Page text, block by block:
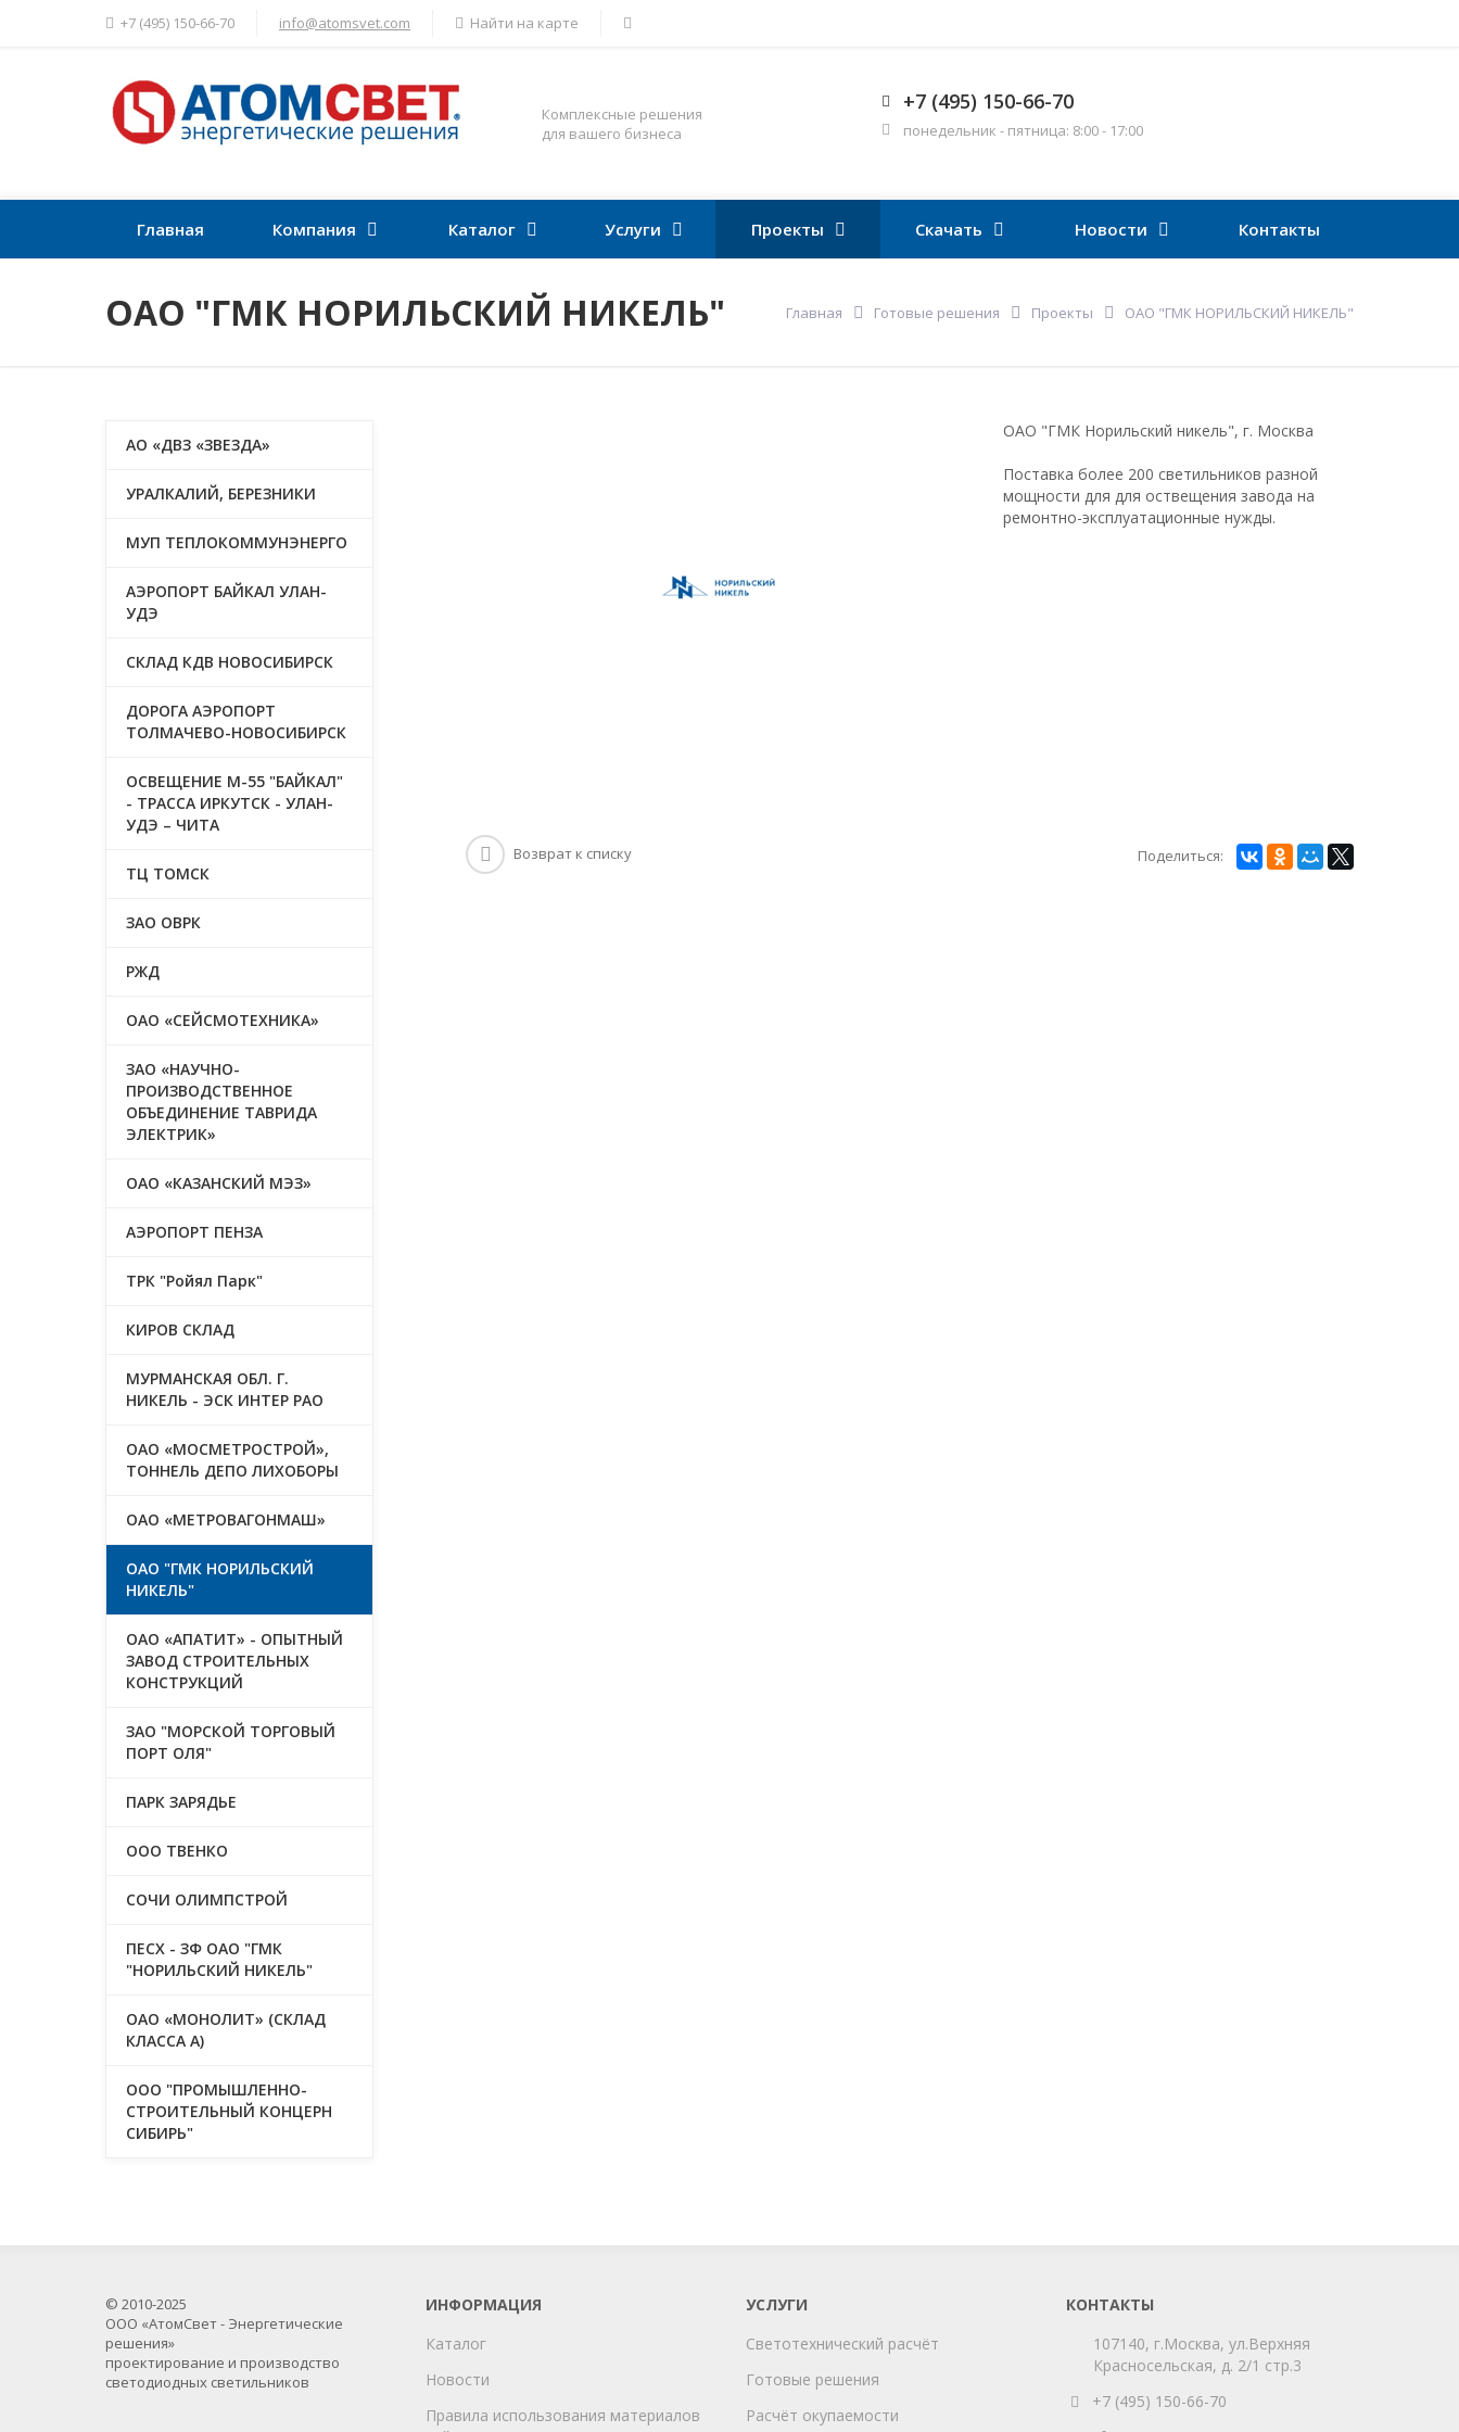
+7 (495) 150-66-70 info@atomsvet.com Найти на карте
Комплексные решения
для вашего бизнеса
+7 (495) 150-66-70
понедельник - пятница: 8:00 - 17:00
Главная Компания Каталог Услуги Проекты Скачать Новости Контакты
ОАО "ГМК НОРИЛЬСКИЙ НИКЕЛЬ" Главная Готовые решения Проекты ОАО "ГМК НОРИЛЬСКИЙ НИКЕЛЬ"
ОАО "ГМК Норильский никель", г. Москва
Поставка более 200 светильников разной
мощности для для оствещения завода на
ремонтно-эксплуатационные нужды.
Возврат к списку Поделиться:
АО «ДВЗ «ЗВЕЗДА»
УРАЛКАЛИЙ, БЕРЕЗНИКИ
МУП ТЕПЛОКОММУНЭНЕРГО
АЭРОПОРТ БАЙКАЛ УЛАН-
УДЭ
СКЛАД КДВ НОВОСИБИРСК
ДОРОГА АЭРОПОРТ
ТОЛМАЧЕВО-НОВОСИБИРСК
ОСВЕЩЕНИЕ М-55 "БАЙКАЛ"
- ТРАССА ИРКУТСК - УЛАН-
УДЭ – ЧИТА
ТЦ ТОМСК
ЗАО ОВРК
РЖД
ОАО «СЕЙСМОТЕХНИКА»
ЗАО «НАУЧНО-
ПРОИЗВОДСТВЕННОЕ
ОБЪЕДИНЕНИЕ ТАВРИДА
ЭЛЕКТРИК»
ОАО «КАЗАНСКИЙ МЭЗ»
АЭРОПОРТ ПЕНЗА
ТРК "Ройял Парк"
КИРОВ СКЛАД
МУРМАНСКАЯ ОБЛ. Г.
НИКЕЛЬ - ЭСК ИНТЕР РАО
ОАО «МОСМЕТРОСТРОЙ»,
ТОННЕЛЬ ДЕПО ЛИХОБОРЫ
ОАО «МЕТРОВАГОНМАШ»
ОАО "ГМК НОРИЛЬСКИЙ
НИКЕЛЬ"
ОАО «АПАТИТ» - ОПЫТНЫЙ
ЗАВОД СТРОИТЕЛЬНЫХ
КОНСТРУКЦИЙ
ЗАО "МОРСКОЙ ТОРГОВЫЙ
ПОРТ ОЛЯ"
ПАРК ЗАРЯДЬЕ
ООО ТВЕНКО
СОЧИ ОЛИМПСТРОЙ
ПЕСХ - ЗФ ОАО "ГМК
"НОРИЛЬСКИЙ НИКЕЛЬ"
ОАО «МОНОЛИТ» (СКЛАД
КЛАССА А)
ООО "ПРОМЫШЛЕННО-
СТРОИТЕЛЬНЫЙ КОНЦЕРН
СИБИРЬ"
ИНФОРМАЦИЯ
Каталог
Новости
Правила использования материалов
УСЛУГИ
Светотехнический расчёт
Готовые решения
Расчёт окупаемости
КОНТАКТЫ
107140, г.Москва, ул.Верхняя
Красносельская, д. 2/1 стр.3
+7 (495) 150-66-70
© 2010-2025
ООО «АтомСвет - Энергетические
решения»
проектирование и производство
светодиодных светильников